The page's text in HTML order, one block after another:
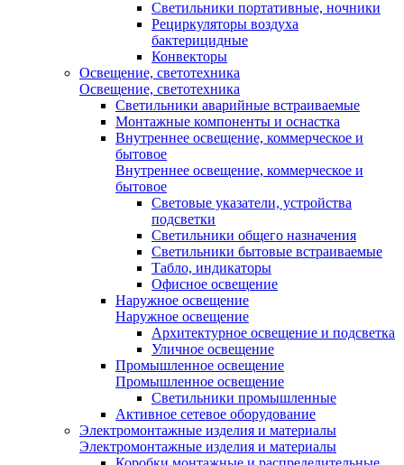
Светильники портативные, ночники
Рециркуляторы воздуха
бактерицидные
Конвекторы
Освещение, светотехника
Освещение, светотехника
Светильники аварийные встраиваемые
Монтажные компоненты и оснастка
Внутреннее освещение, коммерческое и
бытовое
Внутреннее освещение, коммерческое и
бытовое
Световые указатели, устройства
подсветки
Светильники общего назначения
Светильники бытовые встраиваемые
Табло, индикаторы
Офисное освещение
Наружное освещение
Наружное освещение
Архитектурное освещение и подсветка
Уличное освещение
Промышленное освещение
Промышленное освещение
Светильники промышленные
Активное сетевое оборудование
Электромонтажные изделия и материалы
Электромонтажные изделия и материалы